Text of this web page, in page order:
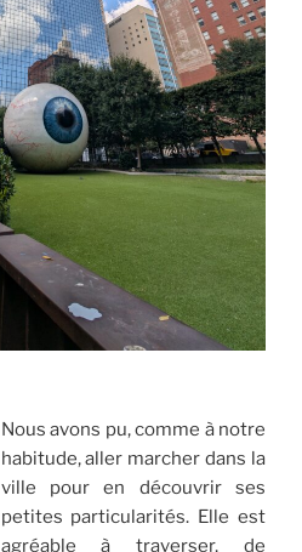
Nous avons pu, comme à notre
habitude, aller marcher dans la
ville pour en découvrir ses
petites particularités. Elle est
agréable à traverser, de